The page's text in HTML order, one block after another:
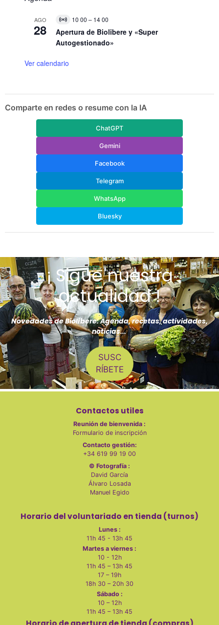
AGO
28
V
i
t
a
e
t
10 00 – 14 00
Apertura de Biolibere y «Super
Autogestionado»
Ver calendario
Comparte en redes o resume con la IA
ChatGPT
Gemini
Facebook
Telegram
WhatsApp
Bluesky
¡ Sigue nuestra
actualidad !
Novedades de Biolíbere: Agenda, recetas, actividades,
noticias...
SUSC
RÍBETE
Contactos utiles
Reunión de bienvenida :
Formulario de inscripción
Contacto gestión:
+34 619 99 19 00
© Fotografía :
David García
Álvaro Losada
Manuel Egido
Horario del voluntariado en tienda (turnos)
Lunes :
11h 45 - 13h 45
Martes a viernes :
10 - 12h
11h 45 – 13h 45
17 – 19h
18h 30 – 20h 30
Sábado :
10 – 12h
11h 45 – 13h 45